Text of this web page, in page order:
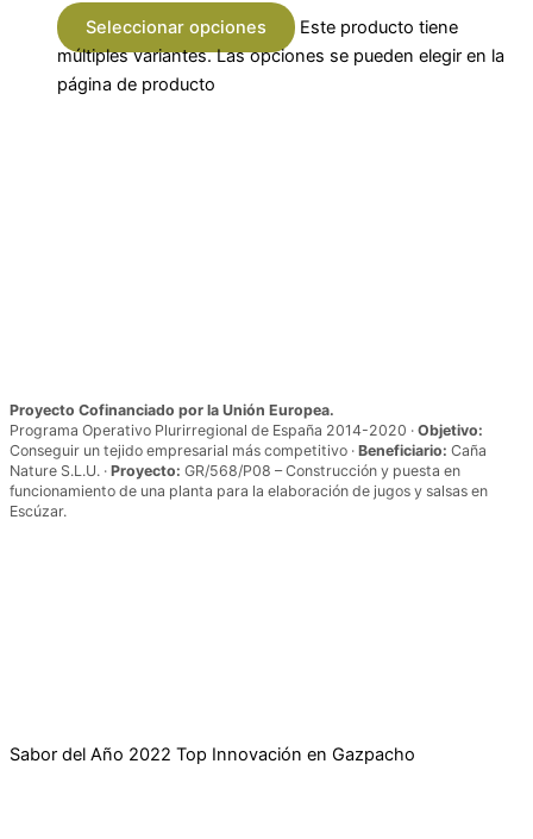
Seleccionar opciones
Este producto tiene
múltiples variantes. Las opciones se pueden elegir en la
página de producto
Proyecto Cofinanciado por la Unión Europea.
Programa Operativo Plurirregional de España 2014-2020 · Objetivo:
Conseguir un tejido empresarial más competitivo · Beneficiario: Caña
Nature S.L.U. · Proyecto: GR/568/P08 – Construcción y puesta en
funcionamiento de una planta para la elaboración de jugos y salsas en
Escúzar.
Sabor del Año 2022 Top Innovación en Gazpacho